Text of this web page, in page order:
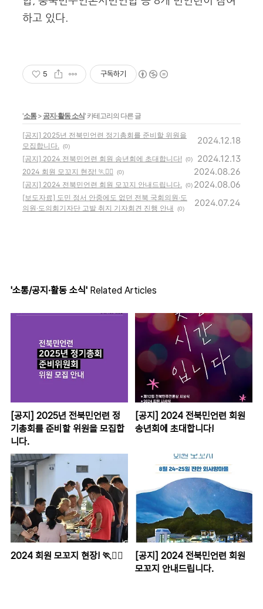
하고 있다.
5 구독하기
'소통> 공지·활동 소식' 카테고리의 다른 글
[공지] 2025년 전북민언련 정기총회를 준비할 위원을
모집합니다. (0)
2024.12.18
[공지] 2024 전북민언련 회원 송년회에 초대합니다! (0) 2024.12.13
2024 회원 모꼬지 현장! 🏃🏃‍♀ (0) 2024.08.26
[공지] 2024 전북민언련 회원 모꼬지 안내드립니다. (0) 2024.08.06
[보도자료] 도민 정서 안중에도 없던 전북 국회의원‧도
의원‧도의회기자단 고발 취지 기자회견 진행 안내
(0)
2024.07.24
'소통/공지·활동 소식' Related Articles
[공지] 2025년 전북민언련 정
기총회를 준비할 위원을 모집합
니다.
[공지] 2024 전북민언련 회원
송년회에 초대합니다!
2024 회원 모꼬지 현장! 🏃🏃‍♀
[공지] 2024 전북민언련 회원
모꼬지 안내드립니다.